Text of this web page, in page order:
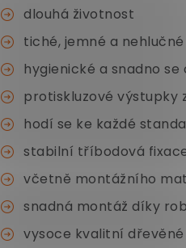
dlouhá životnost
tiché, jemné a
hygienické a snadno se
protiskluzové výstupky
hodí se ke každé
stabilní tříbodová
včetně montážního
snadná montáž díky
vysoce kvalitní